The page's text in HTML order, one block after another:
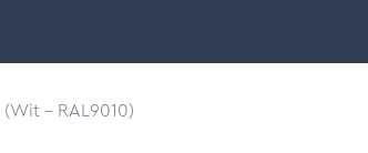
(Wit - RAL9010)